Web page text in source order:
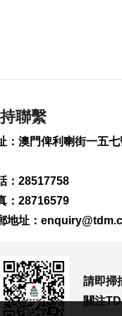
“白
議
7
治
聯繫
：澳門俾利喇街一五
：28517758
：28716579
地址：
請即掃
關注